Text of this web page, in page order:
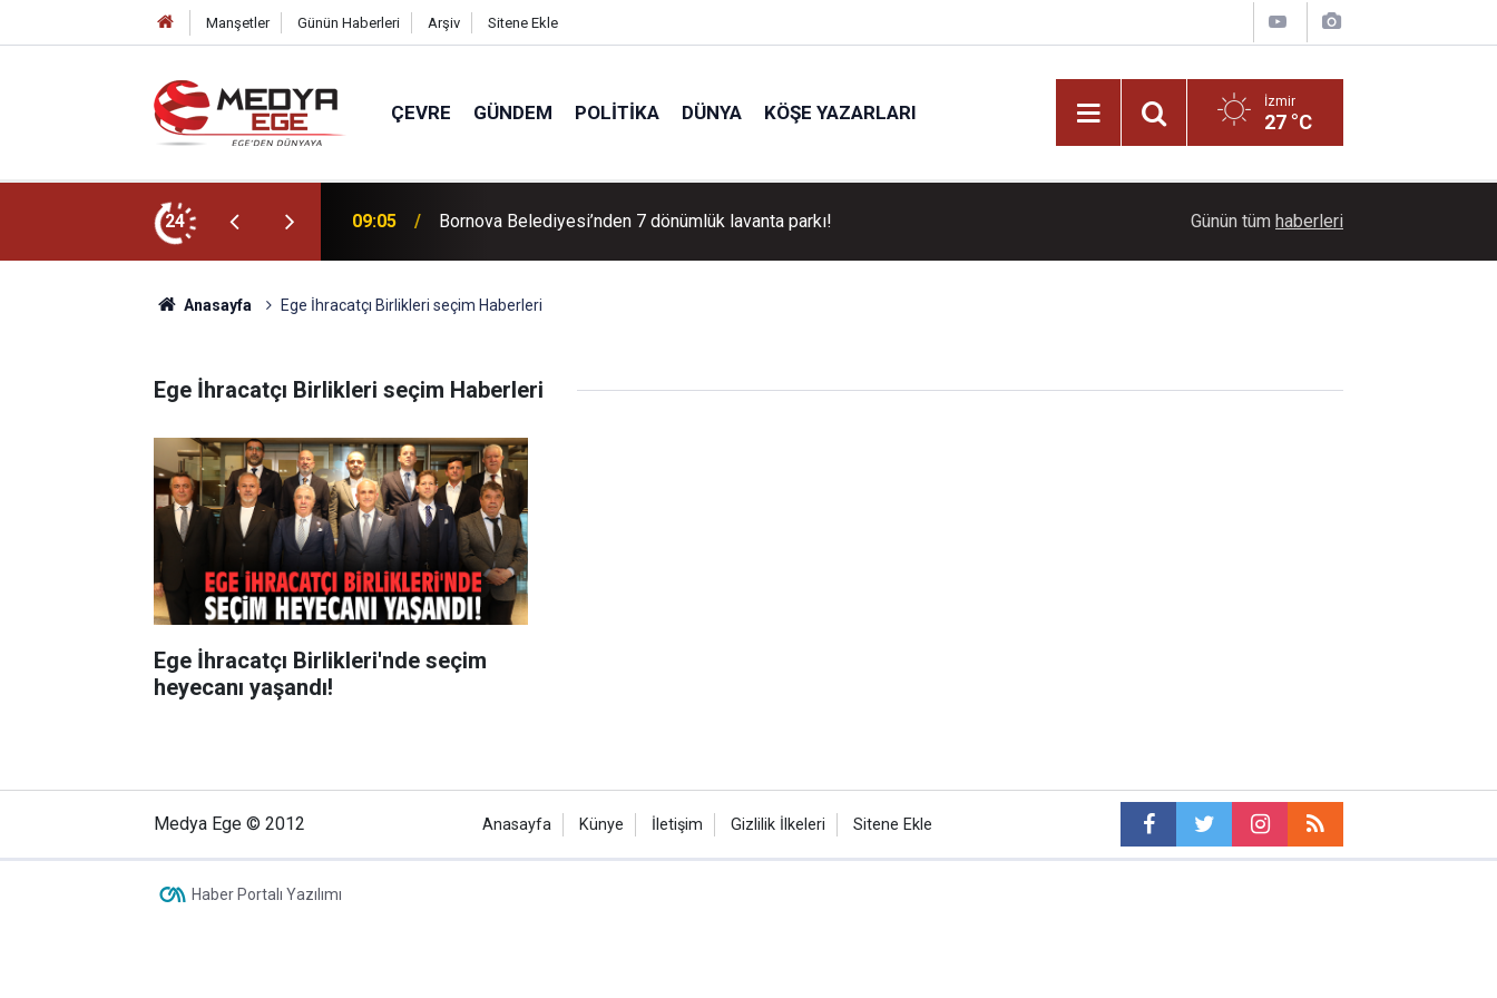
Manşetler Günün Haberleri Arşiv Sitene Ekle
ÇEVRE GÜNDEM POLITIKA DÜNYA KÖŞE YAZARLARI İzmir
27 °C
24
bin kişi akın ediyor 09:05 Bornova Belediyesi’nden 7 dönümlük lavanta parkı! Buca Metrosu’nda kritik viraj: Tünellerin büyük
Günün tüm haberleri
Anasayfa Ege İhracatçı Birlikleri seçim Haberleri
Ege İhracatçı Birlikleri seçim Haberleri
Ege İhracatçı Birlikleri'nde seçim
heyecanı yaşandı!
Medya Ege © 2012 Anasayfa Künye İletişim Gizlilik İlkeleri Sitene Ekle
Haber Portalı Yazılımı